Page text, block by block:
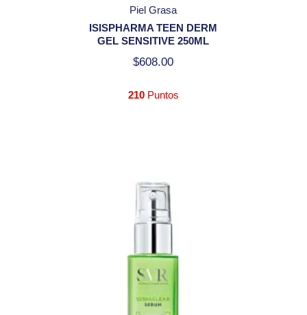
Piel Grasa
ISISPHARMA TEEN DERM
GEL SENSITIVE 250ML
$608.00
210Puntos